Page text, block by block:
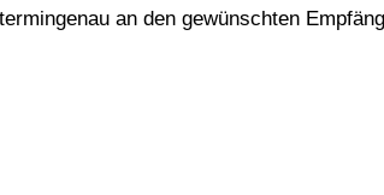
an den gewünschten